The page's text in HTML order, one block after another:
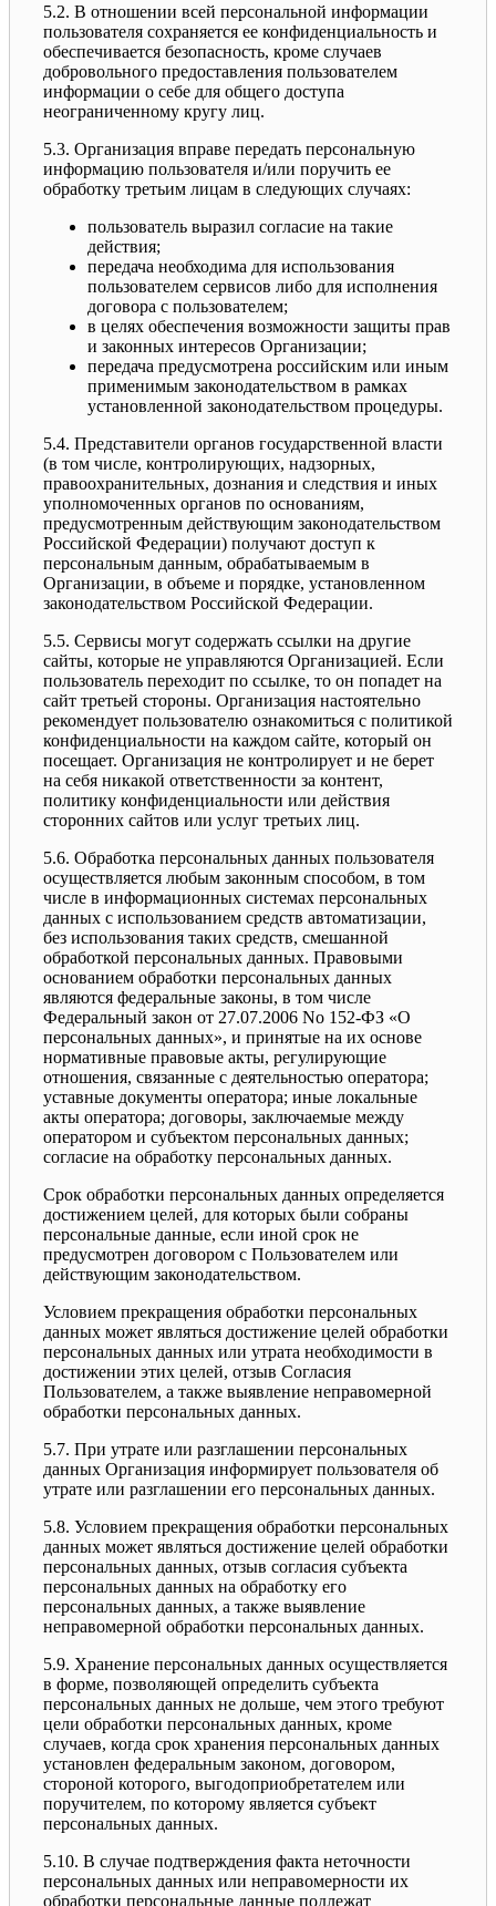
5.2. В отношении всей персональной информации
пользователя сохраняется ее конфиденциальность и
обеспечивается безопасность, кроме случаев
добровольного предоставления пользователем
информации о себе для общего доступа
неограниченному кругу лиц.
5.3. Организация вправе передать персональную
информацию пользователя и/или поручить ее
обработку третьим лицам в следующих случаях:
пользователь выразил согласие на такие
действия;
передача необходима для использования
пользователем сервисов либо для исполнения
договора с пользователем;
в целях обеспечения возможности защиты прав
и законных интересов Организации;
передача предусмотрена российским или иным
применимым законодательством в рамках
установленной законодательством процедуры.
5.4. Представители органов государственной власти
(в том числе, контролирующих, надзорных,
правоохранительных, дознания и следствия и иных
уполномоченных органов по основаниям,
предусмотренным действующим законодательством
Российской Федерации) получают доступ к
персональным данным, обрабатываемым в
Организации, в объеме и порядке, установленном
законодательством Российской Федерации.
5.5. Сервисы могут содержать ссылки на другие
сайты, которые не управляются Организацией. Если
пользователь переходит по ссылке, то он попадет на
сайт третьей стороны. Организация настоятельно
рекомендует пользователю ознакомиться с политикой
конфиденциальности на каждом сайте, который он
посещает. Организация не контролирует и не берет
на себя никакой ответственности за контент,
политику конфиденциальности или действия
сторонних сайтов или услуг третьих лиц.
5.6. Обработка персональных данных пользователя
осуществляется любым законным способом, в том
числе в информационных системах персональных
данных с использованием средств автоматизации,
без использования таких средств, смешанной
обработкой персональных данных. Правовыми
основанием обработки персональных данных
являются федеральные законы, в том числе
Федеральный закон от 27.07.2006 No 152-ФЗ «О
персональных данных», и принятые на их основе
нормативные правовые акты, регулирующие
отношения, связанные с деятельностью оператора;
уставные документы оператора; иные локальные
акты оператора; договоры, заключаемые между
оператором и субъектом персональных данных;
согласие на обработку персональных данных.
Срок обработки персональных данных определяется
достижением целей, для которых были собраны
персональные данные, если иной срок не
предусмотрен договором с Пользователем или
действующим законодательством.
Условием прекращения обработки персональных
данных может являться достижение целей обработки
персональных данных или утрата необходимости в
достижении этих целей, отзыв Согласия
Пользователем, а также выявление неправомерной
обработки персональных данных.
5.7. При утрате или разглашении персональных
данных Организация информирует пользователя об
утрате или разглашении его персональных данных.
5.8. Условием прекращения обработки персональных
данных может являться достижение целей обработки
персональных данных, отзыв согласия субъекта
персональных данных на обработку его
персональных данных, а также выявление
неправомерной обработки персональных данных.
5.9. Хранение персональных данных осуществляется
в форме, позволяющей определить субъекта
персональных данных не дольше, чем этого требуют
цели обработки персональных данных, кроме
случаев, когда срок хранения персональных данных
установлен федеральным законом, договором,
стороной которого, выгодоприобретателем или
поручителем, по которому является субъект
персональных данных.
5.10. В случае подтверждения факта неточности
персональных данных или неправомерности их
обработки персональные данные подлежат